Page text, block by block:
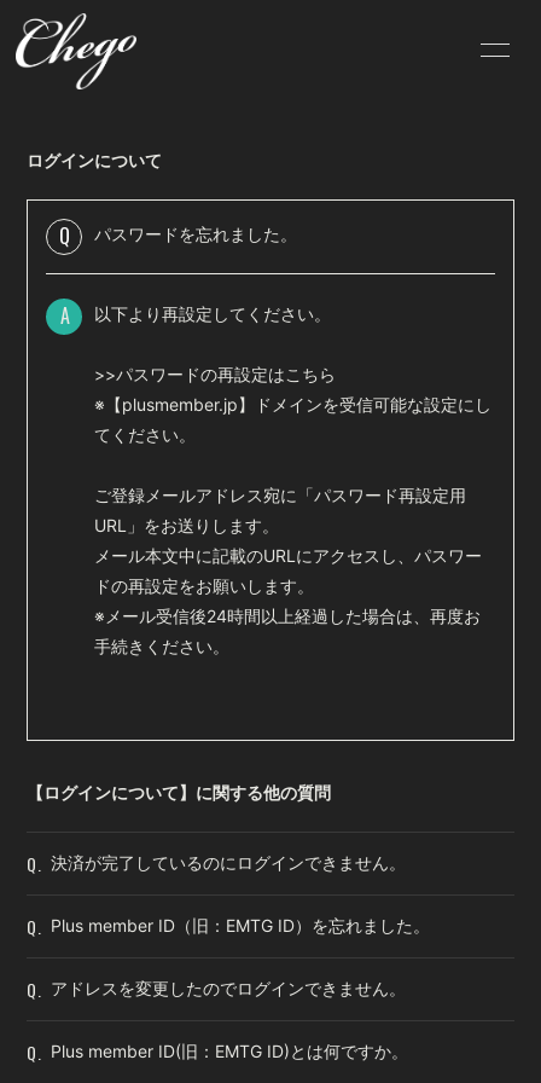
SCHEDULE
VIDEO
DISCOGRAPHY
BLOG
MOVIE
PHOTO
無料会員登録 ログイン
ログインについて
Q パスワードを忘れました。
A 以下より再設定してください。
>>パスワードの再設定はこちら
※【plusmember.jp】ドメインを受信可能な設定にし
てください。
ご登録メールアドレス宛に「パスワード再設定用
URL」をお送りします。
メール本文中に記載のURLにアクセスし、パスワー
ドの再設定をお願いします。
※メール受信後24時間以上経過した場合は、再度お
手続きください。
【ログインについて】に関する他の質問
Q. 決済が完了しているのにログインできません。
Q. Plus member ID（旧：EMTG ID）を忘れました。
Q. アドレスを変更したのでログインできません。
Q. Plus member ID(旧：EMTG ID)とは何ですか。